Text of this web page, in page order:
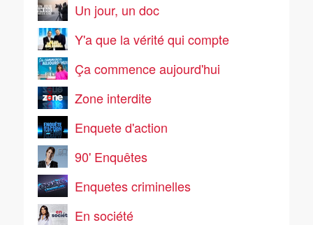
Un jour, un doc
Y'a que la vérité qui compte
Ça commence aujourd'hui
Zone interdite
Enquete d'action
90' Enquêtes
Enquetes criminelles
En société